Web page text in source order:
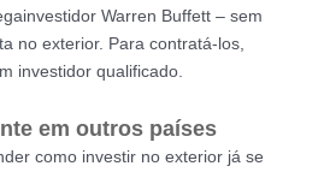
Warren Buffett – sem
no exterior. Para contratá-los,
investidor qualificado.
em outros países
como investir no exterior já se